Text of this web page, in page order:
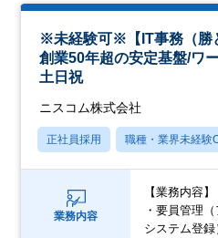
※未経験可※【IT事務（勝
創業50年超の安定基盤/ワ
土日祝
ニスコム株式会社
正社員採用 職種・業界未経験
業務内容
【業務内容】
・要員管理
システム登録